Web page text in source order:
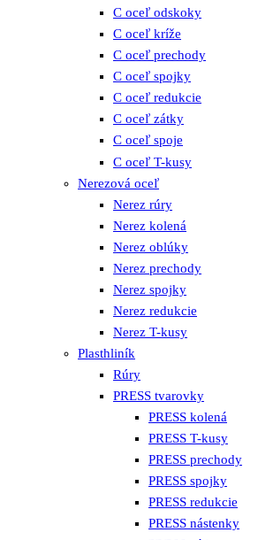
C oceľ odskoky
C oceľ kríže
C oceľ prechody
C oceľ spojky
C oceľ redukcie
C oceľ zátky
C oceľ spoje
C oceľ T-kusy
Nerezová oceľ
Nerez rúry
Nerez kolená
Nerez oblúky
Nerez prechody
Nerez spojky
Nerez redukcie
Nerez T-kusy
Plasthliník
Rúry
PRESS tvarovky
PRESS kolená
PRESS T-kusy
PRESS prechody
PRESS spojky
PRESS redukcie
PRESS nástenky